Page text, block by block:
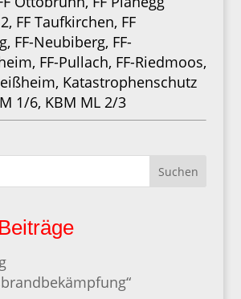
FF Taufkirchen, FF
FF-Neubiberg, FF-
FF-Pullach, FF-Riedmoos,
Katastrophenschutz
1/6, KBM ML 2/3
Suchen